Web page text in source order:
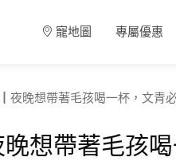
寵地圖 專屬優惠
晚想帶著毛孩喝一杯，文青
想帶著毛孩